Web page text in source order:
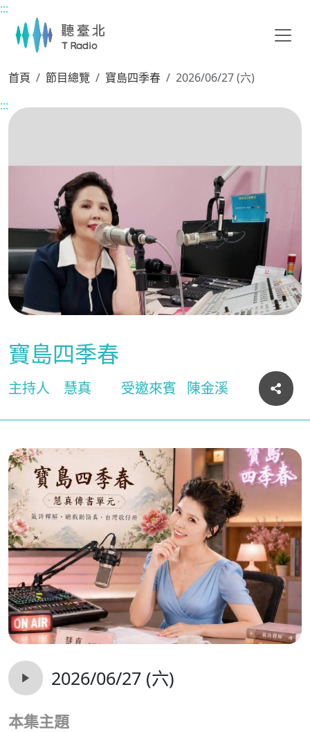
主要內容區塊
:::
首頁 節目總覽 寶島四季春
2026/06/27 (六)
:::
寶島四季春
主持人 慧真 受邀來賓 陳金溪
2026/06/27 (六)
本集主題